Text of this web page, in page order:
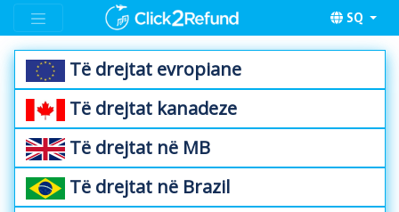
SQ
Të drejtat evropiane
Të drejtat kanadeze
Të drejtat në MB
Të drejtat në Brazil